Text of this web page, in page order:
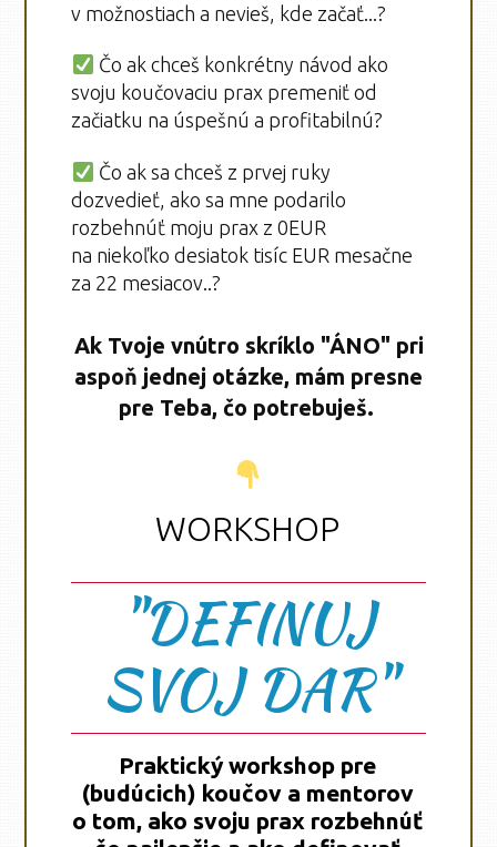
v možnostiach a nevieš, kde začať...?
Čo ak chceš konkrétny návod ako
svoju koučovaciu prax premeniť od
začiatku na úspešnú a profitabilnú?
Čo ak sa chceš z prvej ruky
dozvedieť, ako sa mne podarilo
rozbehnúť moju prax z 0EUR
na niekoľko desiatok tisíc EUR mesačne
za 22 mesiacov..?
Ak Tvoje vnútro skríklo "ÁNO" pri
aspoň jednej otázke, mám presne
pre Teba, čo potrebuješ.
WORKSHOP
"DEFINUJ
SVOJ DAR"
Praktický workshop pre
(budúcich) koučov a mentorov
o tom, ako svoju prax rozbehnúť